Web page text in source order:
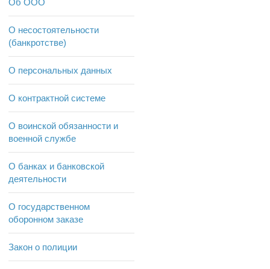
Об ООО
О несостоятельности
(банкротстве)
О персональных данных
О контрактной системе
О воинской обязанности и
военной службе
О банках и банковской
деятельности
О государственном
оборонном заказе
Закон о полиции